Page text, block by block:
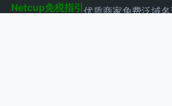
Netcup免税指引优质商家免费泛域